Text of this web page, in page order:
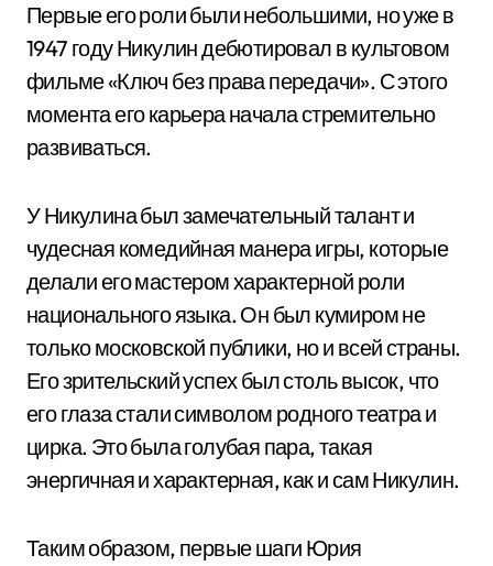
Первые его роли были небольшими, но уже в
1947 году Никулин дебютировал в культовом
фильме «Ключ без права передачи». С этого
момента его карьера начала стремительно
развиваться.
У Никулина был замечательный талант и
чудесная комедийная манера игры, которые
делали его мастером характерной роли
национального языка. Он был кумиром не
только московской публики, но и всей страны.
Его зрительский успех был столь высок, что
его глаза стали символом родного театра и
цирка. Это была голубая пара, такая
энергичная и характерная, как и сам Никулин.
Таким образом, первые шаги Юрия